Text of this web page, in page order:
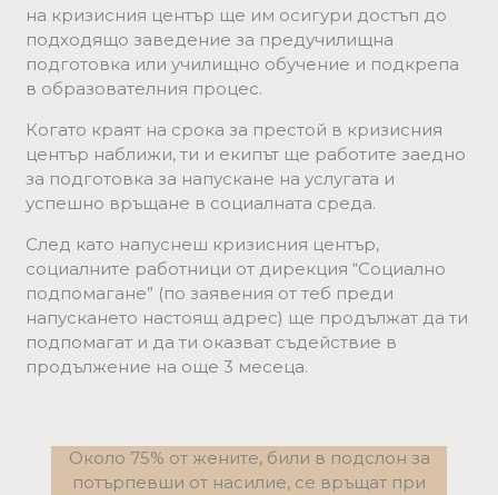
на кризисния център ще им осигури достъп до
подходящо заведение за предучилищна
подготовка или училищно обучение и подкрепа
в образователния процес.
Когато краят на срока за престой в кризисния
център наближи, ти и екипът ще работите заедно
за подготовка за напускане на услугата и
успешно връщане в социалната среда.
След като напуснеш кризисния център,
социалните работници от дирекция “Социално
подпомагане” (по заявения от теб преди
напускането настоящ адрес) ще продължат да ти
подпомагат и да ти оказват съдействие в
продължение на още 3 месеца.
Около 75% от жените, били в подслон за
потърпевши от насилие, се връщат при